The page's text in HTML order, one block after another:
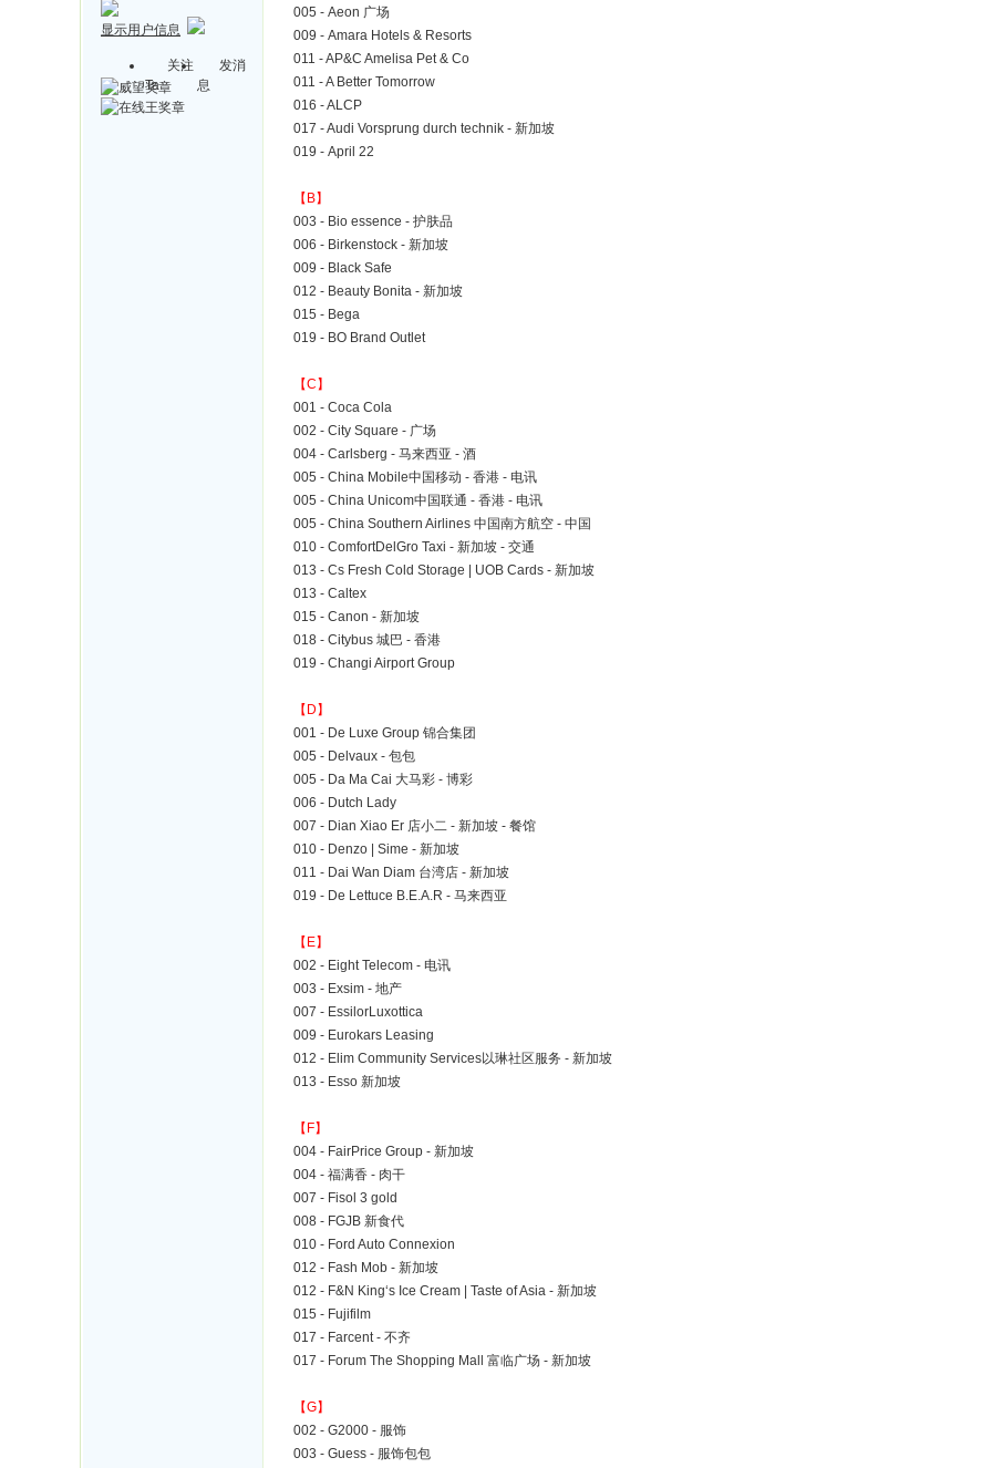
显示用户信息
关注
Ta
发消
息
005 - Aeon 广场
009 - Amara Hotels & Resorts
011 - AP&C Amelisa Pet & Co
011 - A Better Tomorrow
016 - ALCP
017 - Audi Vorsprung durch technik - 新加坡
019 - April 22
【B】
003 - Bio essence - 护肤品
006 - Birkenstock - 新加坡
009 - Black Safe
012 - Beauty Bonita - 新加坡
015 - Bega
019 - BO Brand Outlet
【C】
001 - Coca Cola
002 - City Square - 广场
004 - Carlsberg - 马来西亚 - 酒
005 - China Mobile中国移动 - 香港 - 电讯
005 - China Unicom中国联通 - 香港 - 电讯
005 - China Southern Airlines 中国南方航空 - 中国
010 - ComfortDelGro Taxi - 新加坡 - 交通
013 - Cs Fresh Cold Storage | UOB Cards - 新加坡
013 - Caltex
015 - Canon - 新加坡
018 - Citybus 城巴 - 香港
019 - Changi Airport Group
【D】
001 - De Luxe Group 锦合集团
005 - Delvaux - 包包
005 - Da Ma Cai 大马彩 - 博彩
006 - Dutch Lady
007 - Dian Xiao Er 店小二 - 新加坡 - 餐馆
010 - Denzo | Sime - 新加坡
011 - Dai Wan Diam 台湾店 - 新加坡
019 - De Lettuce B.E.A.R - 马来西亚
【E】
002 - Eight Telecom - 电讯
003 - Exsim - 地产
007 - EssilorLuxottica
009 - Eurokars Leasing
012 - Elim Community Services以琳社区服务 - 新加坡
013 - Esso 新加坡
【F】
004 - FairPrice Group - 新加坡
004 - 福满香 - 肉干
007 - Fisol 3 gold
008 - FGJB 新食代
010 - Ford Auto Connexion
012 - Fash Mob - 新加坡
012 - F&N King‘s Ice Cream | Taste of Asia - 新加坡
015 - Fujifilm
017 - Farcent - 不齐
017 - Forum The Shopping Mall 富临广场 - 新加坡
【G】
002 - G2000 - 服饰
003 - Guess - 服饰包包